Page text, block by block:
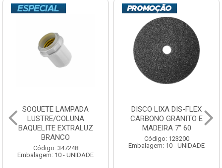
SOQUETE LAMPADA
LUSTRE/COLUNA
BAQUELITE EXTRALUZ
BRANCO
Código: 347248
Embalagem: 10 - UNIDADE
DISCO LIXA DIS-FLEX
CARBONO GRANITO E
MADEIRA 7” 60
Código: 123200
Embalagem: 10 - UNIDADE